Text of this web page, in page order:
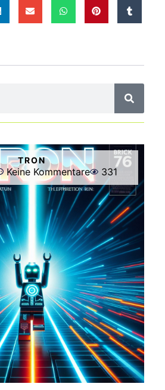
TRON
Keine Kommentare 331